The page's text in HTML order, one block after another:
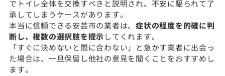
でトイレ全体を交換すべきと説明され、不安に駆られて了
承してしまうケースがあります。
本当に信頼できる安芸市の業者は、 症状の程度を的確に判
断し、複数の選択肢を提示してくれます。
「すぐに決めないと間に合わない」と急かす業者に出会っ
た場合は、一旦保留し他社の意見を聞くことをおすすめし
ます。